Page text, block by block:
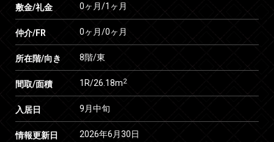
敷金/礼金 0ヶ月/1ヶ月
仲介/FR 0ヶ月/0ヶ月
所在階/向き 8階/東
間取/面積 1R/26.18m2
入居日 9月中旬
情報更新日 2026年6月30日